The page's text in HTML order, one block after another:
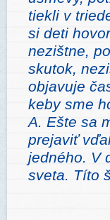
tiekli v
si deti
nezištne,
skutok,
objavuje
keby sme
A. Ešte sa
prejaviť
jedného. V
sveta. Títo